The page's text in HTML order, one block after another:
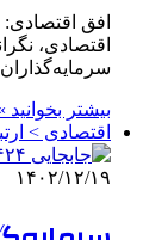
افق اقتصادی:
اقتصادی،
بیشتر بخوانید
اقتصادی >
۱۴۰۲/۱۲/۱۹